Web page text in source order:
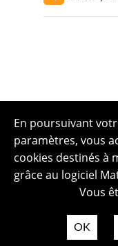
En poursuivant
paramètres, vous
cookies destinés à
grâce au logiciel
Vous
OK